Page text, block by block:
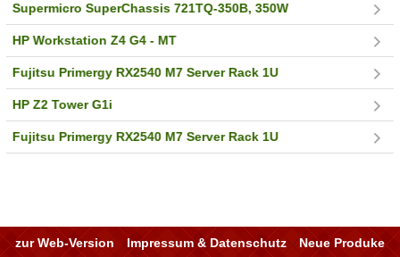
Supermicro SuperChassis 721TQ-350B, 350W
HP Workstation Z4 G4 - MT
Fujitsu Primergy RX2540 M7 Server Rack 1U
HP Z2 Tower G1i
Fujitsu Primergy RX2540 M7 Server Rack 1U
zur Web-Version Impressum & Datenschutz
Neue Produke